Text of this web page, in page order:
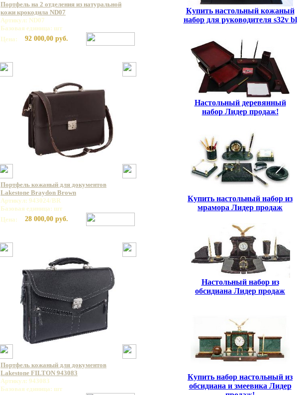
Портфель на 2 отделения из натуральной
кожи крокодила ND07
Артикул: ND07
Базовая единица: шт
Цена:
92 000,00 руб.
Портфель кожаный для документов
Lakestone Braydon Brown
Артикул: 943024/BR
Базовая единица: шт
Цена:
28 000,00 руб.
Портфель кожаный для документов
Lakestone FILTON 943083
Артикул: 943083
Базовая единица: шт
Купить настольный кожаный
набор для руководителя s32v bl
Настольный деревянный
набор Лидер продаж!
Купить настольный набор из
мрамора Лидер продаж
Настольный набор из
обсидиана Лидер продаж
Купить набор настольный из
обсидиана и змеевика Лидер